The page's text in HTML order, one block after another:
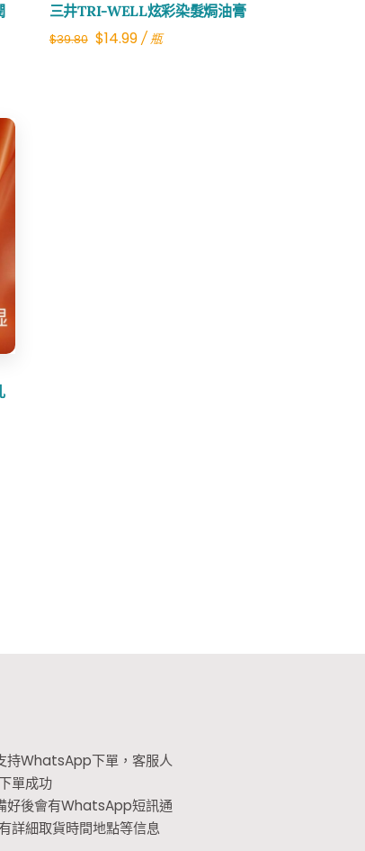
三井TRI-WELL炫彩染髮焗油膏
$39.80 Original
$14.99Current
/ 瓶
持WhatsApp下單，客服人
單成功
好後會有WhatsApp短訊通
詳細取貨時間地點等信息